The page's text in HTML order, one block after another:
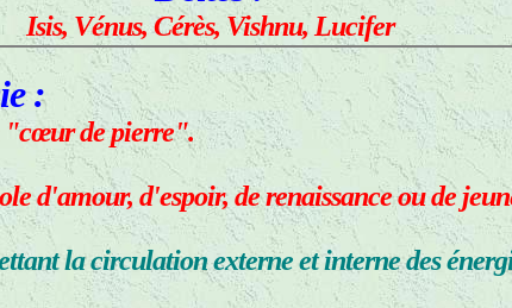
Isis, Vénus, Cérès, Vishnu, Lucifer
:
"cœur de pierre".
d'amour, d'espoir, de renaissance ou de
la circulation externe et interne des